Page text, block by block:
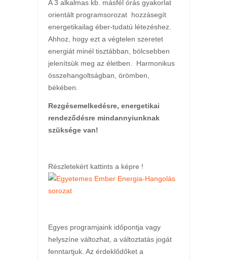
A 3 alkalmas kb. másfél órás gyakorlat
orientált programsorozat hozzásegít
energetikailag éber-tudatú létezéshez.
Ahhoz, hogy ezt a végtelen szeretet
energiát minél tisztábban, bölcsebben
jelenítsük meg az életben. Harmonikus
összehangoltságban, örömben,
békében.
Rezgésemelkedésre, energetikai
rendeződésre mindannyiunknak
szüksége van!
Részletekért kattints a képre !
Egyes programjaink időpontja vagy
helyszíne változhat, a változtatás jogát
fenntartjuk. Az érdeklődőket a